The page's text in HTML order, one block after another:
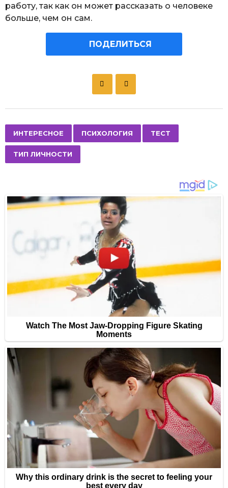
работу, так как он может рассказать о человеке
больше, чем он сам.
ПОДЕЛИТЬСЯ
a
g
a
t
o
ИНТЕРЕСНОЕ ПСИХОЛОГИЯ ТЕСТ
ТИП ЛИЧНОСТИ